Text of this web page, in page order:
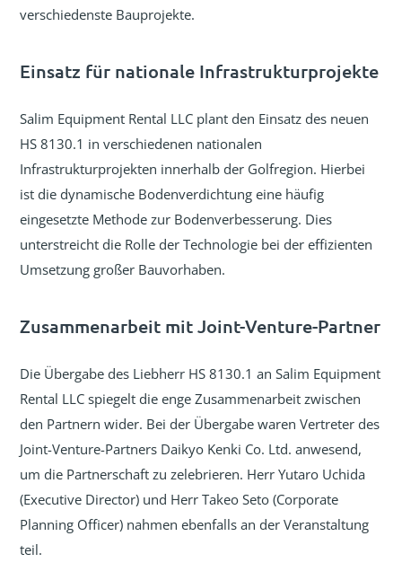
verschiedenste Bauprojekte.
Einsatz für nationale Infrastrukturprojekte
Salim Equipment Rental LLC plant den Einsatz des neuen
HS 8130.1 in verschiedenen nationalen
Infrastrukturprojekten innerhalb der Golfregion. Hierbei
ist die dynamische Bodenverdichtung eine häufig
eingesetzte Methode zur Bodenverbesserung. Dies
unterstreicht die Rolle der Technologie bei der effizienten
Umsetzung großer Bauvorhaben.
Zusammenarbeit mit Joint-Venture-Partner
Die Übergabe des Liebherr HS 8130.1 an Salim Equipment
Rental LLC spiegelt die enge Zusammenarbeit zwischen
den Partnern wider. Bei der Übergabe waren Vertreter des
Joint-Venture-Partners Daikyo Kenki Co. Ltd. anwesend,
um die Partnerschaft zu zelebrieren. Herr Yutaro Uchida
(Executive Director) und Herr Takeo Seto (Corporate
Planning Officer) nahmen ebenfalls an der Veranstaltung
teil.